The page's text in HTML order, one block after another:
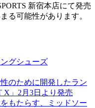
新宿本店にて発売
る可能性があります。
グシューズ
のために開発したラン
X」2月3日より発売
もたらす、ミッドソー